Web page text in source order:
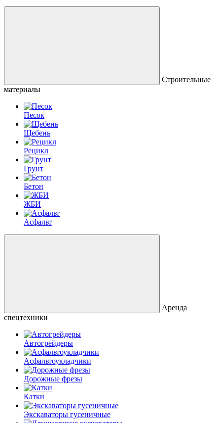
Строительные
материалы
Песок
Щебень
Рецикл
Грунт
Бетон
ЖБИ
Асфальт
Аренда
спецтехники
Автогрейдеры
Асфальто­укладчики
Дорожные фрезы
Катки
Экскаваторы гусеничные